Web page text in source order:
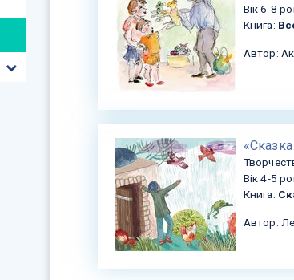
Вік 6-8
Книга:
Автор:
Вік 4-5
Книга:
Автор: